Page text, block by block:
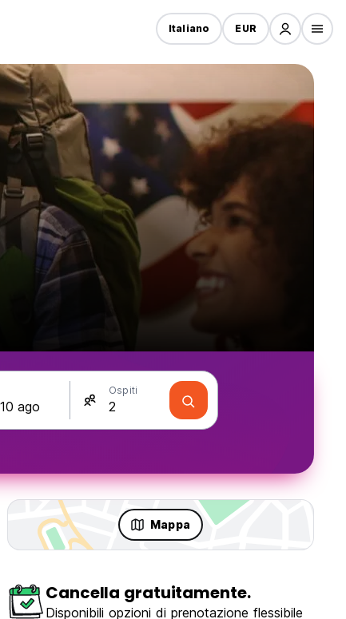
Italiano EUR
Ospiti
Mappa
Cancella gratuitamente.
Disponibili opzioni di prenotazione flessibile